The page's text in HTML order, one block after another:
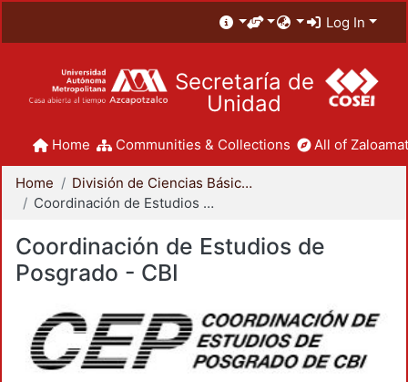
Log In
Secretaría de
Unidad
Home Communities & Collections All of
Home
División de Ciencias Básicas e Ingeniería
Coordinación de Estudios de Posgrado - CBI
Coordinación de Estudios de
Posgrado - CBI